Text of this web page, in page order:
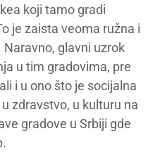
koji tamo gradi
je zaista veoma ružna i
glavni uzrok
u tim gradovima, pre
i u ono što je socijalna
zdravstvo, u kulturu na
gradove u Srbiji gde